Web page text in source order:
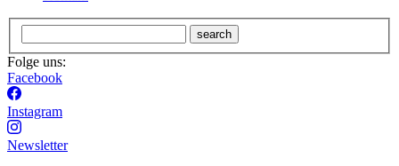
search
Folge uns:
Facebook
Instagram
Newsletter